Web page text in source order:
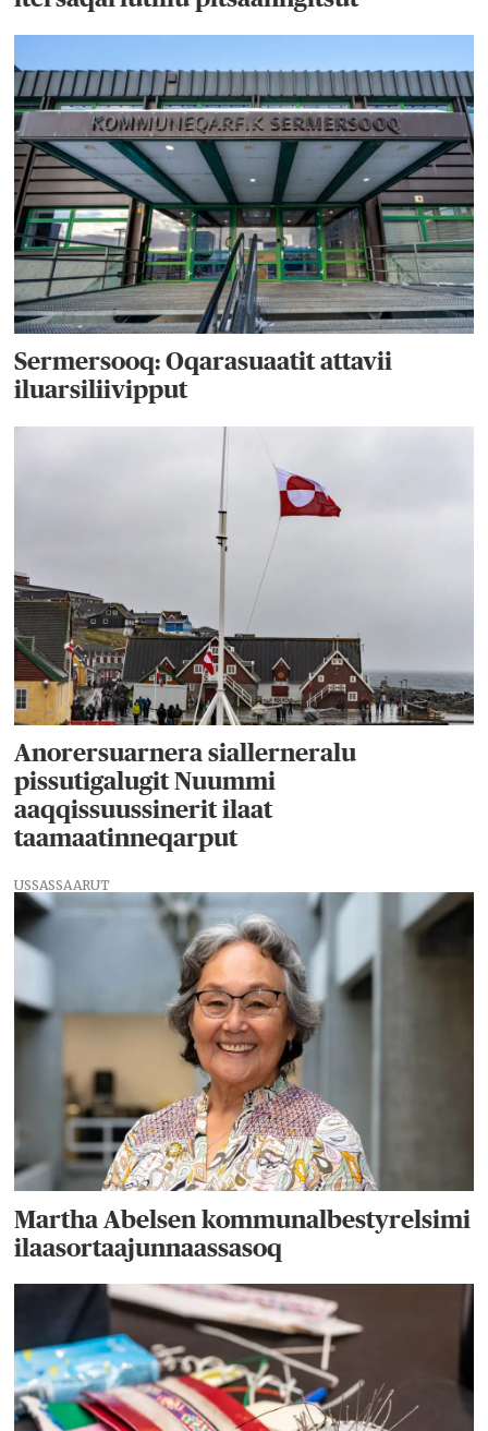
Sermersooq: Oqarasuaatit attavii
iluarsiliivipput
Anorersuarnera siallerneralu
pissutigalugit Nuummi
aaqqissuussinerit ilaat
taamaatinneqarput
USSASSAARUT
Martha Abelsen kommunalbestyrelsimi
ilaasortaajunnaassasoq